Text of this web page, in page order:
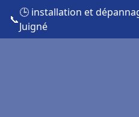
📞
🕒 installation et
Juigné